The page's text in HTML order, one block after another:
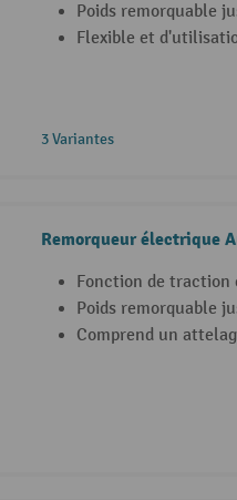
Poids remorquable
Flexible et
3 Variantes
Remorqueur électrique
Fonction de traction
Poids remorquable
Comprend un